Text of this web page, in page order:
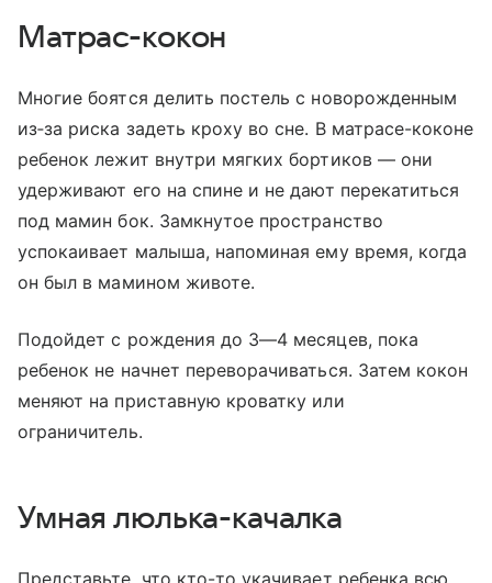
Матрас-кокон
Многие боятся делить постель с новорожденным
из‑за риска задеть кроху во сне. В матрасе-коконе
ребенок лежит внутри мягких бортиков — они
удерживают его на спине и не дают перекатиться
под мамин бок. Замкнутое пространство
успокаивает малыша, напоминая ему время, когда
он был в мамином животе.
Подойдет с рождения до 3—4 месяцев, пока
ребенок не начнет переворачиваться. Затем кокон
меняют на приставную кроватку или
ограничитель.
Умная люлька-качалка